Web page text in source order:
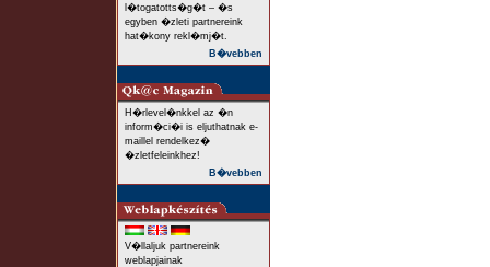
l�togatotts�g�t – �s
egyben �zleti partnereink
hat�kony rekl�mj�t.
B�vebben
H�rlevel�nkkel az �n
inform�ci�i is eljuthatnak e-
maillel rendelkez�
�zletfeleinkhez!
B�vebben
V�llaljuk partnereink
weblapjainak